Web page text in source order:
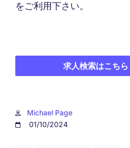
をご利用下さい。
求人検索はこちら
Michael Page
01/10/2024